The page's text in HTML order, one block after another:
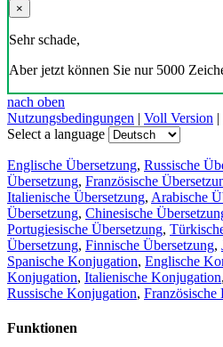
×
Sehr schade,
Aber jetzt können Sie nur 5000
nach oben
Nutzungsbedingungen | Voll Version |
Select a language
Englische Übersetzung, Russische
Übersetzung, Französische
Italienische Übersetzung, Arabische
Übersetzung, Chinesische
Portugiesische Übersetzung,
Übersetzung, Finnische Übersetzung,
Spanische Konjugation, Englische
Konjugation, Italienische Konjugation,
Russische Konjugation,
Funktionen